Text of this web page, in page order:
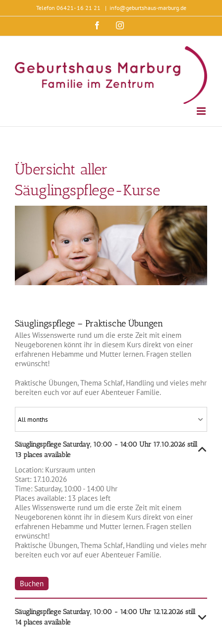
Inhalt
Telefon 06421- 16 21 21 | info@geburtshaus-marburg.de
FacebookInstagram
Übersicht aller
Säuglingspflege-Kurse
Säuglingspflege – Praktische Übungen
Alles Wissenswerte rund um die erste Zeit mit einem
Neugeborenen könnt ihr in diesem Kurs direkt von einer
erfahrenen Hebamme und Mutter lernen. Fragen stellen
erwünscht!
Praktische Übungen, Thema Schlaf, Handling und vieles mehr
bereiten euch vor auf euer Abenteuer Familie.
Säuglingspflege Saturday, 10:00 - 14:00 Uhr 17.10.2026 still
13 places available
Location: Kursraum unten
Start: 17.10.2026
Time: Saturday, 10:00 - 14:00 Uhr
Places available: 13 places left
Alles Wissenswerte rund um die erste Zeit mit einem
Neugeborenen könnt ihr in diesem Kurs direkt von einer
erfahrenen Hebamme und Mutter lernen. Fragen stellen
erwünscht!
Praktische Übungen, Thema Schlaf, Handling und vieles mehr
bereiten euch vor auf euer Abenteuer Familie.
Buchen
Säuglingspflege Saturday, 10:00 - 14:00 Uhr 12.12.2026 still
14 places available